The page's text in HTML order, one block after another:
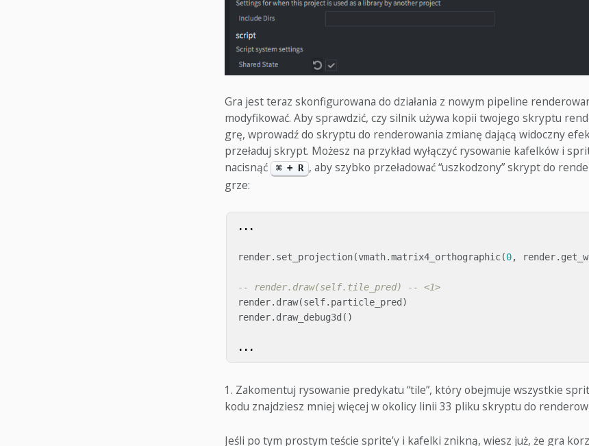
Gra jest teraz skonfigurowana do działania z nowym pipeline
modyfikować. Aby sprawdzić, czy silnik używa kopii twojego skryptu
grę, wprowadź do skryptu do renderowania zmianę dającą widoczny
przeładuj skrypt. Możesz na przykład wyłączyć rysowanie kafelków i
nacisnąć
⌘ + R , aby szybko przeładować “uszkodzony” skrypt do
grze:
...
render. set_projection(vmath.matrix4_orthographic(0, render.
-- render.draw(self.tile_pred) -- <1>
render. draw(self. particle_pred )
render. draw_debug3d ()
...
Zakomentuj rysowanie predykatu “tile”, który obejmuje wszystkie
kodu znajdziesz mniej więcej w okolicy linii 33 pliku skryptu do
Jeśli po tym prostym teście sprite’y i kafelki znikną, wiesz już, że gra